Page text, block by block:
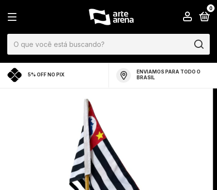
0
5% OFF NO PIX
ENVIAMOS PARA TODO O
BRASIL